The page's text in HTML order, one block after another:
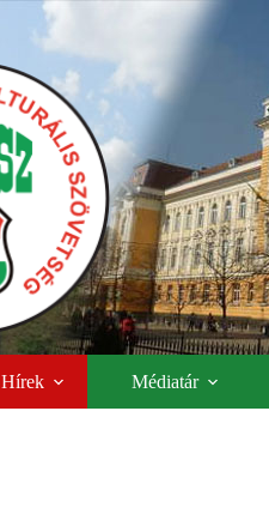
Hírek Médiatár